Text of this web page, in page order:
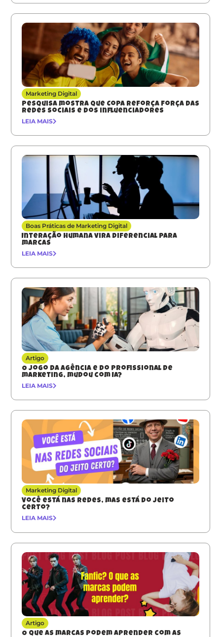
Marketing Digital
Pesquisa mostra que Copa reforça força das
redes sociais e dos influenciadores
LEIA MAIS
Boas Práticas de Marketing Digital
Interação humana vira diferencial para
marcas
LEIA MAIS
Artigo
O jogo da agência e do profissional de
marketing, mudou com IA?
LEIA MAIS
Marketing Digital
Você está nas redes, mas está do jeito
certo?
LEIA MAIS
Artigo
O que as marcas podem aprender com as